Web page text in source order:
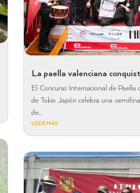
La paella valenciana
El Concurso Internacional de Paella
de Tokio Japón celebra una
de...
LEER MÁS